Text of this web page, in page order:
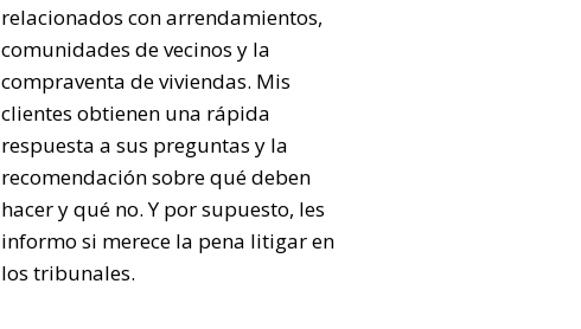
relacionados con arrendamientos,
comunidades de vecinos y la
compraventa de viviendas. Mis
clientes obtienen una rápida
respuesta a sus preguntas y la
recomendación sobre qué deben
hacer y qué no. Y por supuesto, les
informo si merece la pena litigar en
los tribunales.